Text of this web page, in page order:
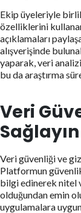
Ekip üyeleriyle
özelliklerini
açıklamaları
alışverişinde
yaparak, veri
bu da araştırma
Veri
Sağlayın
Veri güvenliği ve
Platformun
bilgi edinerek nitel
olduğundan emin
uygulamalara